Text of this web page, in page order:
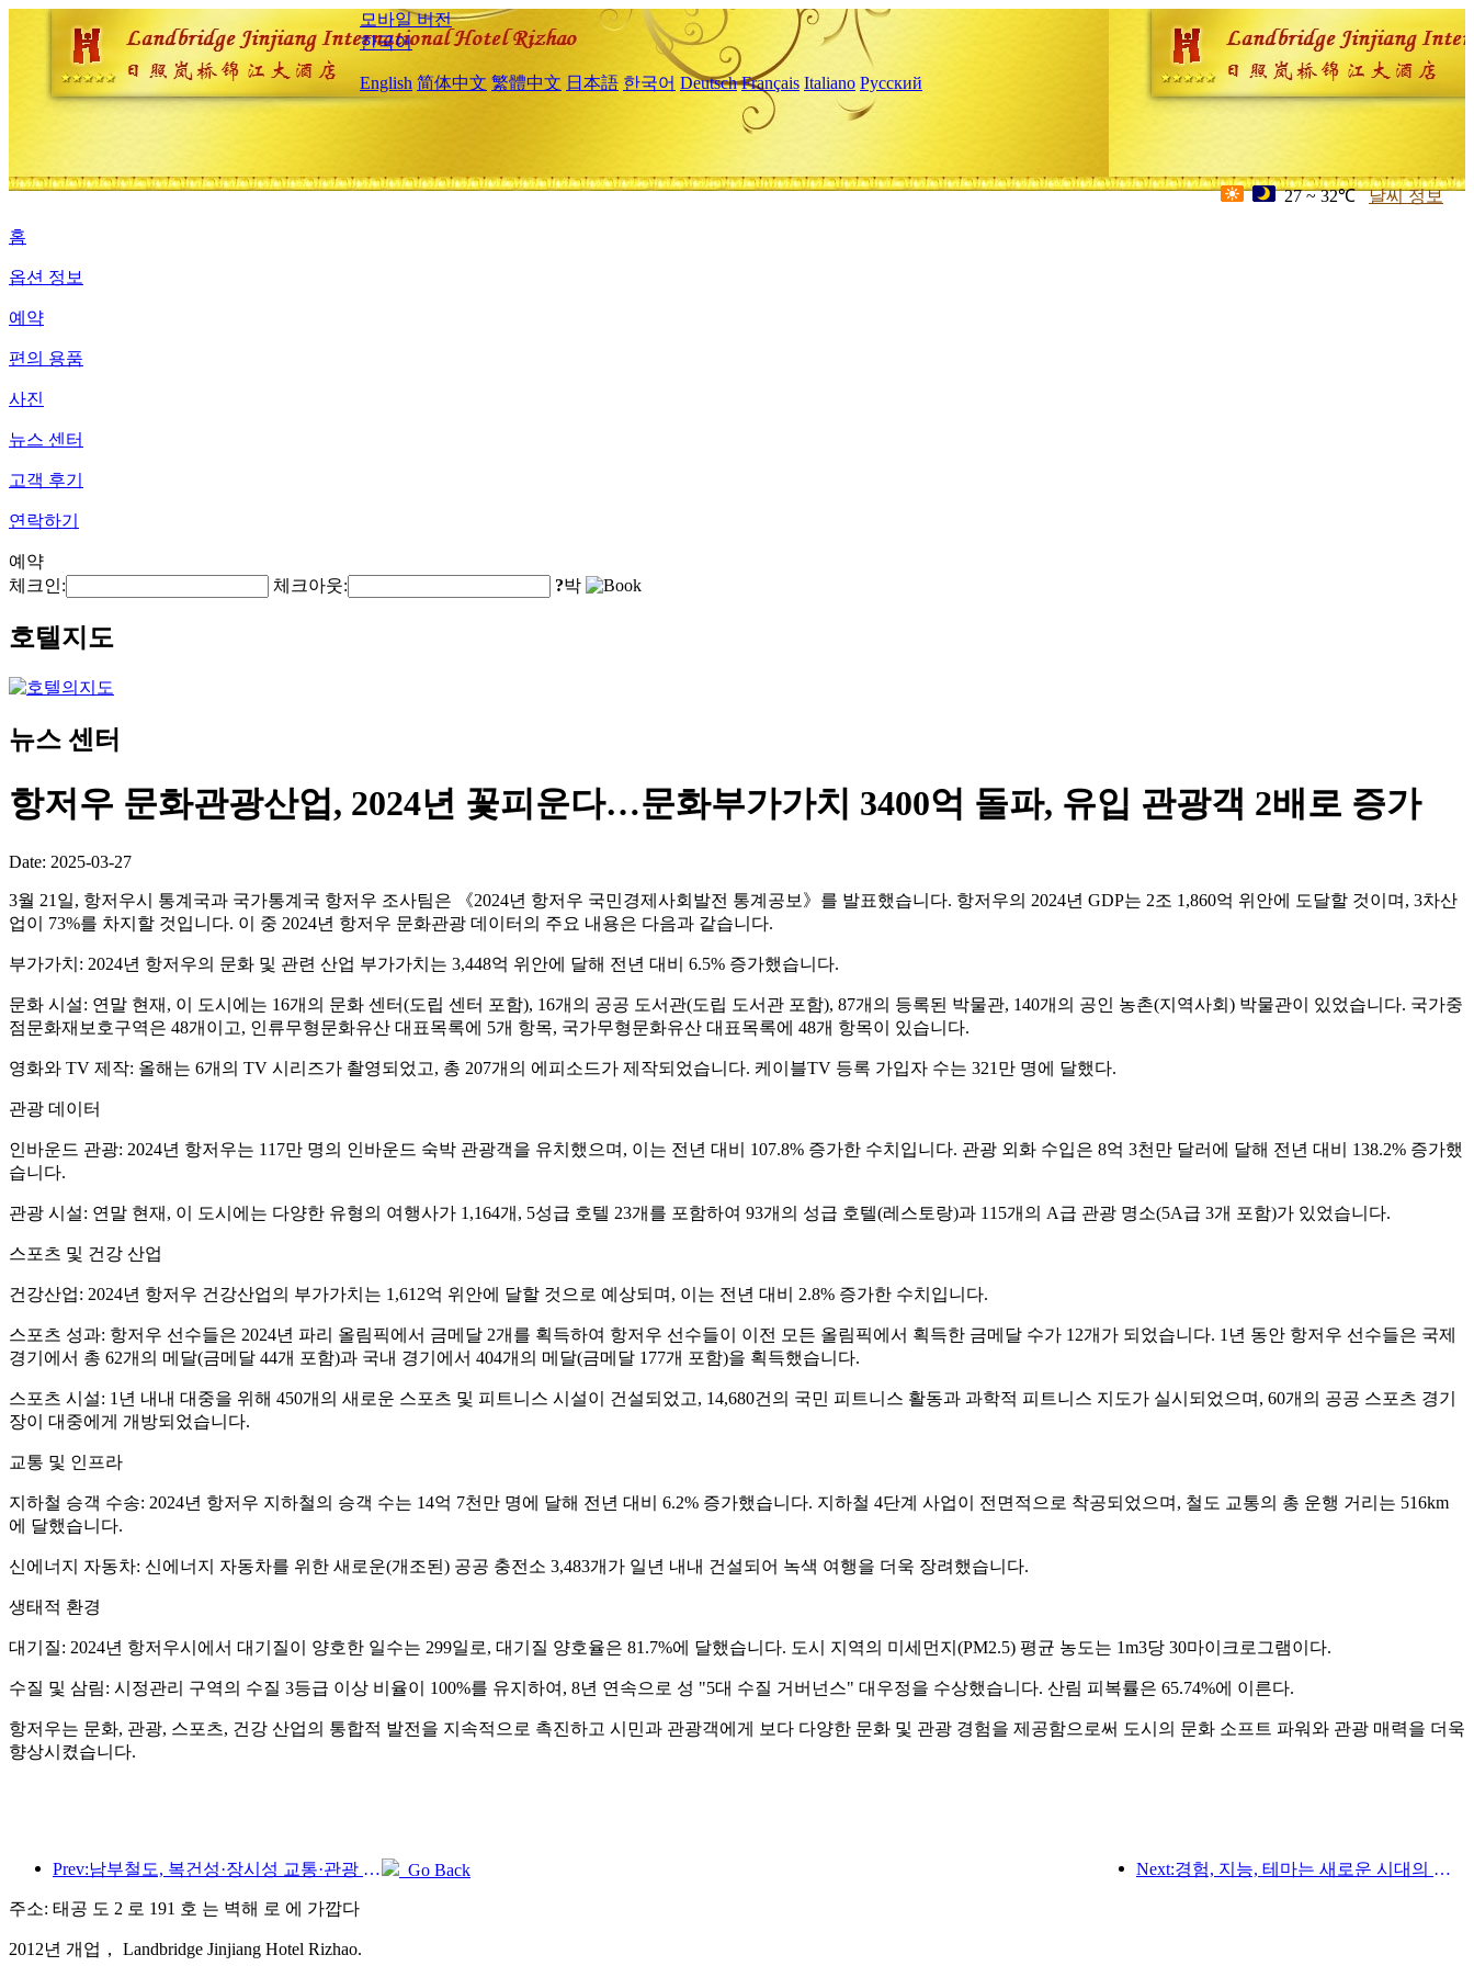
모바일 버전
한국어
English 简体中文 繁體中文 日本語 한국어 Deutsch Français Italiano Русский
27 ~ 32℃ 날씨 정보
홈
옵션 정보
예약
편의 용품
사진
뉴스 센터
고객 후기
연락하기
예약
체크인:
체크아웃: ?박
호텔지도
뉴스 센터
항저우 문화관광산업, 2024년 꽃피운다…문화부가가치 3400억 돌파, 유입 관광객 2배로 증가
Date: 2025-03-27
3월 21일, 항저우시 통계국과 국가통계국 항저우 조사팀은 《2024년 항저우 국민경제사회발전 통계공보》를 발표했습니다. 항저우의 2024년 GDP는 2조 1,860억 위안에 도달할 것이며, 3차산
업이 73%를 차지할 것입니다. 이 중 2024년 항저우 문화관광 데이터의 주요 내용은 다음과 같습니다.
부가가치: 2024년 항저우의 문화 및 관련 산업 부가가치는 3,448억 위안에 달해 전년 대비 6.5% 증가했습니다.
문화 시설: 연말 현재, 이 도시에는 16개의 문화 센터(도립 센터 포함), 16개의 공공 도서관(도립 도서관 포함), 87개의 등록된 박물관, 140개의 공인 농촌(지역사회) 박물관이 있었습니다. 국가중
점문화재보호구역은 48개이고, 인류무형문화유산 대표목록에 5개 항목, 국가무형문화유산 대표목록에 48개 항목이 있습니다.
영화와 TV 제작: 올해는 6개의 TV 시리즈가 촬영되었고, 총 207개의 에피소드가 제작되었습니다. 케이블TV 등록 가입자 수는 321만 명에 달했다.
관광 데이터
인바운드 관광: 2024년 항저우는 117만 명의 인바운드 숙박 관광객을 유치했으며, 이는 전년 대비 107.8% 증가한 수치입니다. 관광 외화 수입은 8억 3천만 달러에 달해 전년 대비 138.2% 증가했
습니다.
관광 시설: 연말 현재, 이 도시에는 다양한 유형의 여행사가 1,164개, 5성급 호텔 23개를 포함하여 93개의 성급 호텔(레스토랑)과 115개의 A급 관광 명소(5A급 3개 포함)가 있었습니다.
스포츠 및 건강 산업
건강산업: 2024년 항저우 건강산업의 부가가치는 1,612억 위안에 달할 것으로 예상되며, 이는 전년 대비 2.8% 증가한 수치입니다.
스포츠 성과: 항저우 선수들은 2024년 파리 올림픽에서 금메달 2개를 획득하여 항저우 선수들이 이전 모든 올림픽에서 획득한 금메달 수가 12개가 되었습니다. 1년 동안 항저우 선수들은 국제
경기에서 총 62개의 메달(금메달 44개 포함)과 국내 경기에서 404개의 메달(금메달 177개 포함)을 획득했습니다.
스포츠 시설: 1년 내내 대중을 위해 450개의 새로운 스포츠 및 피트니스 시설이 건설되었고, 14,680건의 국민 피트니스 활동과 과학적 피트니스 지도가 실시되었으며, 60개의 공공 스포츠 경기
장이 대중에게 개방되었습니다.
교통 및 인프라
지하철 승객 수송: 2024년 항저우 지하철의 승객 수는 14억 7천만 명에 달해 전년 대비 6.2% 증가했습니다. 지하철 4단계 사업이 전면적으로 착공되었으며, 철도 교통의 총 운행 거리는 516km
에 달했습니다.
신에너지 자동차: 신에너지 자동차를 위한 새로운(개조된) 공공 충전소 3,483개가 일년 내내 건설되어 녹색 여행을 더욱 장려했습니다.
생태적 환경
대기질: 2024년 항저우시에서 대기질이 양호한 일수는 299일로, 대기질 양호율은 81.7%에 달했습니다. 도시 지역의 미세먼지(PM2.5) 평균 농도는 1m3당 30마이크로그램이다.
수질 및 삼림: 시정관리 구역의 수질 3등급 이상 비율이 100%를 유지하여, 8년 연속으로 성 "5대 수질 거버넌스" 대우정을 수상했습니다. 산림 피복률은 65.74%에 이른다.
항저우는 문화, 관광, 스포츠, 건강 산업의 통합적 발전을 지속적으로 촉진하고 시민과 관광객에게 보다 다양한 문화 및 관광 경험을 제공함으로써 도시의 문화 소프트 파워와 관광 매력을 더욱
향상시켰습니다.
Prev:남부철도, 복건성·장시성 교통·관광 통합개발 촉진 위해 신규 승차권 11종 출시 Next:경험, 지능, 테마는 새로운 시대의 호텔을 위한 솔루션입니다.
Go Back
주소: 태공 도 2 로 191 호 는 벽해 로 에 가깝다
2012년 개업， Landbridge Jinjiang Hotel Rizhao.